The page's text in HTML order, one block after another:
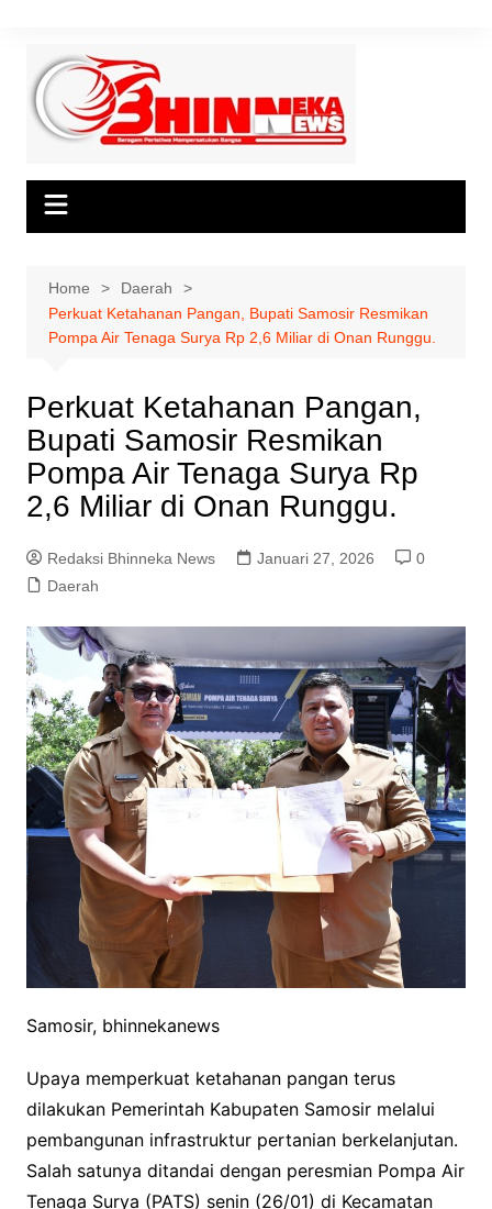
content
Home
Daerah
Perkuat Ketahanan Pangan, Bupati Samosir Resmikan
Pompa Air Tenaga Surya Rp 2,6 Miliar di Onan Runggu.
Perkuat Ketahanan Pangan,
Bupati Samosir Resmikan
Pompa Air Tenaga Surya Rp
2,6 Miliar di Onan Runggu.
Redaksi Bhinneka News Januari 27, 2026
0
Daerah
Samosir, bhinnekanews
Upaya memperkuat ketahanan pangan terus
dilakukan Pemerintah Kabupaten Samosir melalui
pembangunan infrastruktur pertanian berkelanjutan.
Salah satunya ditandai dengan peresmian Pompa Air
Tenaga Surya (PATS) senin (26/01) di Kecamatan